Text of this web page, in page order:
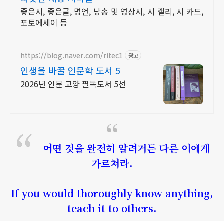
좋은시, 좋은글, 명언, 낭송 및 영상시, 시 캘리, 시 카드,
포토에세이 등
https://blog.naver.com/ritec1 광고
인생을 바꿀 인문학 도서 5
2026년 인문 교양 필독도서 5선
어떤 것을 완전히 알려거든 다른 이에게
가르쳐라.
If you would thoroughly know anything,
teach it to others.